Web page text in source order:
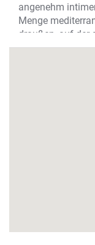
angenehm
Menge
draußen, auf der
gesäumten
italienischen
auch das Beste
Zutaten und die
auf die Tische.